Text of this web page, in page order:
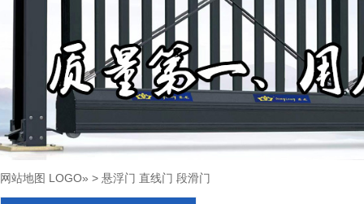
网站地图 LOGO» > 悬浮门 直线门 段滑门